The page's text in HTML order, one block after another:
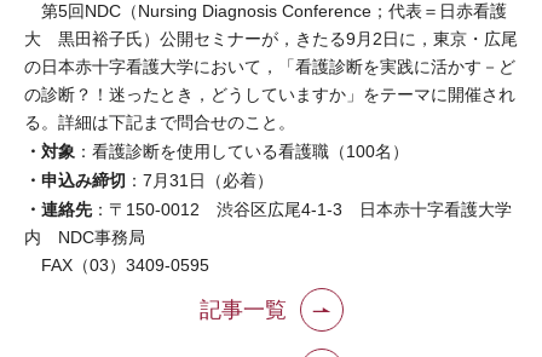
第5回NDC（Nursing Diagnosis Conference；代表＝日赤看護
大 黒田裕子氏）公開セミナーが，きたる9月2日に，東京・広尾
の日本赤十字看護大学において，「看護診断を実践に活かす－ど
の診断？！迷ったとき，どうしていますか」をテーマに開催され
る。詳細は下記まで問合せのこと。
・対象 ：看護診断を使用している看護職（100名）
・申込み締切 ：7月31日（必着）
・連絡先：〒150-0012 渋谷区広尾4-1-3 日本赤十字看護大学
内 NDC事務局
FAX（03）3409-0595
記事一覧